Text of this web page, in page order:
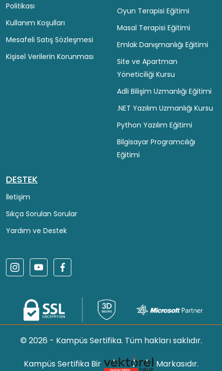
Politikası
Kullanım Koşulları
Mesafeli Satış Sözleşmesi
Kişisel Verilerin Korunması
Oyun Terapisi Eğitimi
Masal Terapisi Eğitimi
Emlak Danışmanlığı Eğitimi
Site ve Apartman
Yöneticiliği Kursu
Adli Bilişim Uzmanlığı Eğitimi
.NET Yazılım Uzmanlığı Kursu
Python Yazılım Eğitimi
Bilgisayar Programcılığı
Eğitimi
DESTEK
İletişim
Sıkça Sorulan Sorular
Yardım ve Destek
© 2026 - Kampüs Sertifika. Tüm hakları saklıdır.
Kampüs Sertifika Bir Markasıdır.